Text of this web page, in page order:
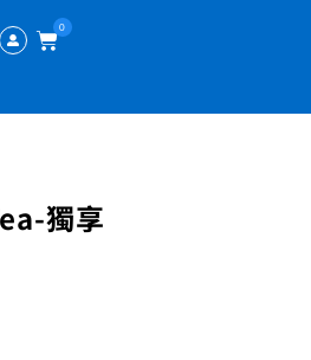
0
獨享